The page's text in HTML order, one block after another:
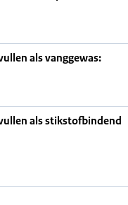
als vanggewas:
als stikstofbindend